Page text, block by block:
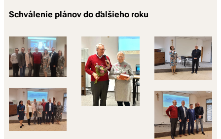
Schválenie plánov do ďalšieho roku